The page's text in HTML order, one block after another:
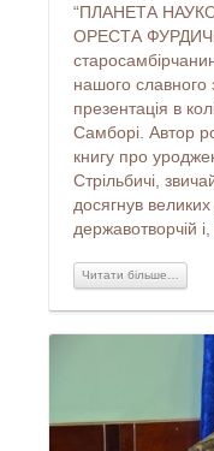
“ПЛАНЕТА
ОРЕСТА
нашого славного
презентація в
Самборі. Автор
книгу про
Стрільбичі,
досягнув великих
державотворчій
Читати більше…